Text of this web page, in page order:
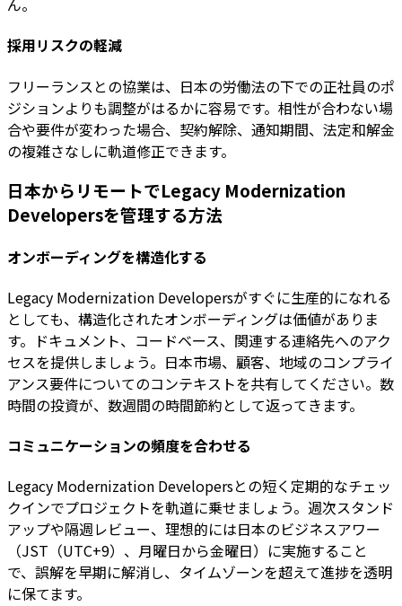
ん。
採用リスクの軽減
フリーランスとの協業は、日本の労働法の下での正社員のポ
ジションよりも調整がはるかに容易です。相性が合わない場
合や要件が変わった場合、契約解除、通知期間、法定和解金
の複雑さなしに軌道修正できます。
日本からリモートでLegacy Modernization
Developersを管理する方法
オンボーディングを構造化する
Legacy Modernization Developersがすぐに生産的になれる
としても、構造化されたオンボーディングは価値がありま
す。ドキュメント、コードベース、関連する連絡先へのアク
セスを提供しましょう。日本市場、顧客、地域のコンプライ
アンス要件についてのコンテキストを共有してください。数
時間の投資が、数週間の時間節約として返ってきます。
コミュニケーションの頻度を合わせる
Legacy Modernization Developersとの短く定期的なチェッ
クインでプロジェクトを軌道に乗せましょう。週次スタンド
アップや隔週レビュー、理想的には日本のビジネスアワー
（JST（UTC+9）、月曜日から金曜日）に実施すること
で、誤解を早期に解消し、タイムゾーンを超えて進捗を透明
に保てます。